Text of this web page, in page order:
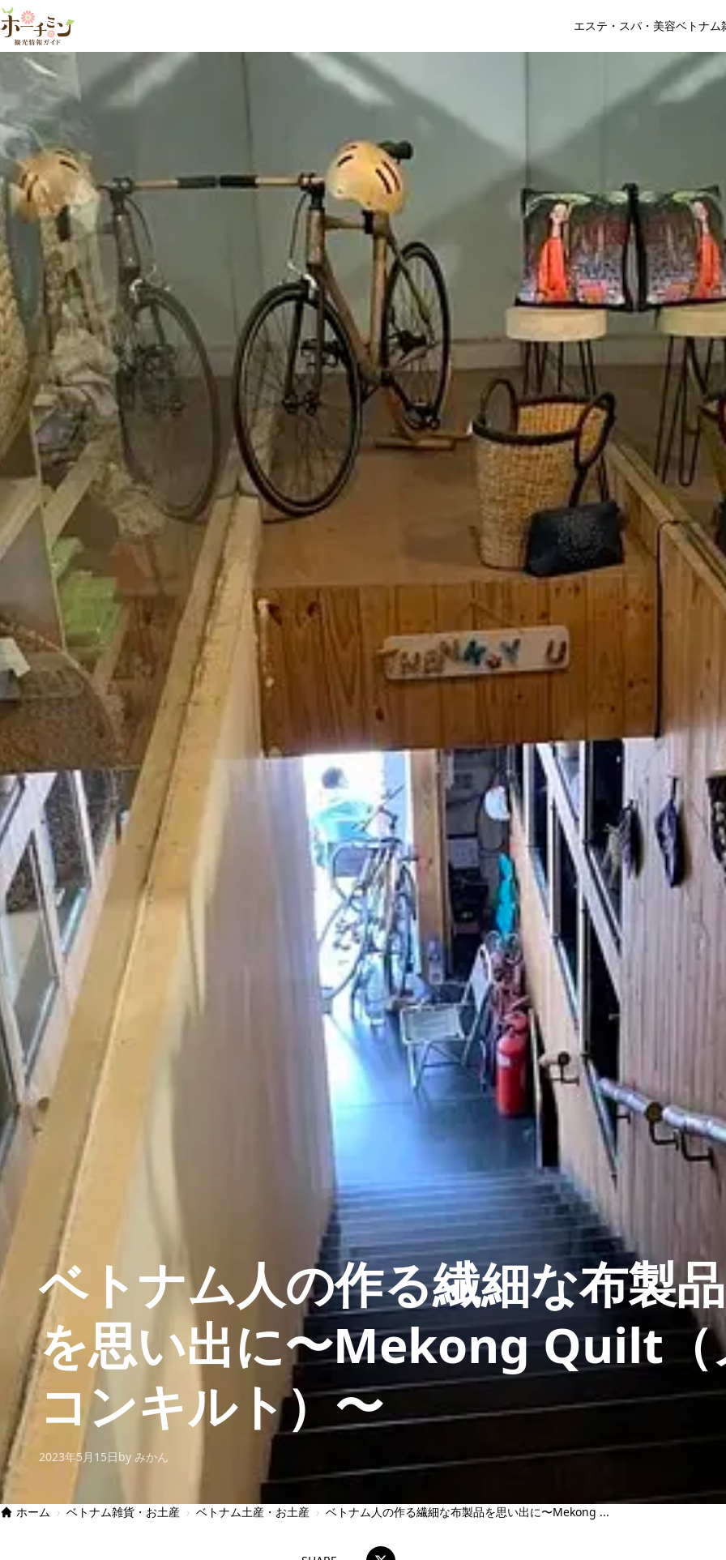
エステ・スパ・美容ベトナム
ベトナム人の作る繊細な布製品
を思い出に〜Mekong Quilt（
コンキルト）〜
2023年5月15日by みかん
ホーム › ベトナム雑貨・お土産 › ベトナム土産・お土産 › ベトナム人の作る繊細な布製品を思い出に〜Mekong ...